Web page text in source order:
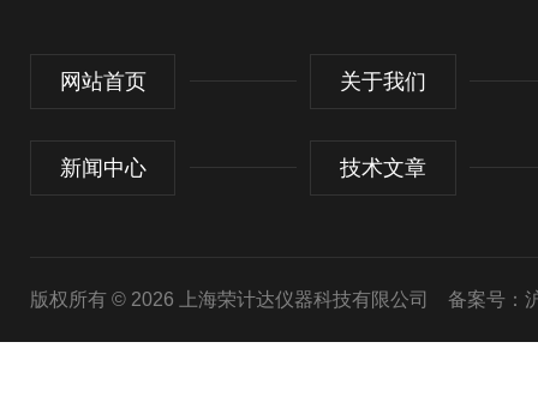
网站首页 关于我们
新闻中心 技术文章
版权所有 © 2026 上海荣计达仪器科技有限公司 备案号：